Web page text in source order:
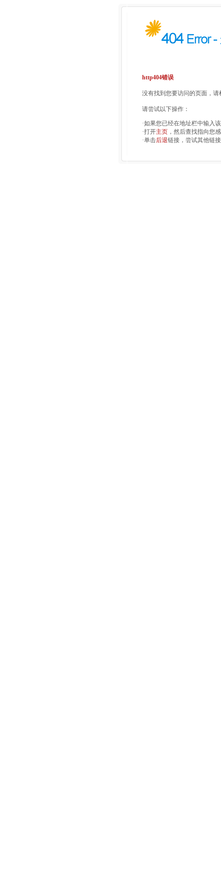
http404错误
没有找到您要访问的页面，
请尝试以下操作：
·如果您已经在地址栏中输入
·打开主页 ，然后查找指向您
·单击后退链接，尝试其他链